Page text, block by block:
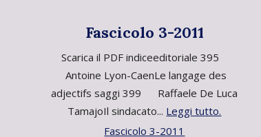
Fascicolo 3-2011
Scarica il PDF indiceeditoriale 395
Antoine Lyon-CaenLe langage des
adjectifs saggi 399 Raffaele De Luca
TamajoIl sindacato... Leggi tutto.
Fascicolo 3-2011